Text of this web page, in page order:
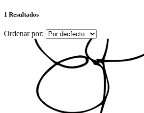
1 Resultados
Ordenar por: